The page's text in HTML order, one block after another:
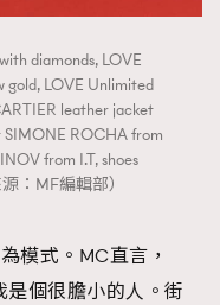
diamonds, LOVE
gold, LOVE Unlimited
leather jacket
ROCHA from
from I.T, shoes
：MF編輯部）
模式。MC直言，
是個很膽小的人。街